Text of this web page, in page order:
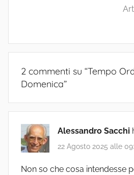
2 commenti su “Tempo
Domenica”
Alessandro Sacchi
22 Agosto 2025 alle
Non so che cosa intendesse